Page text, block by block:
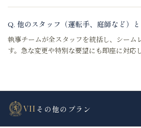
Q. 他のスタッフ（運転手、庭師など）
執事チームが全スタッフを統括し、シーム
す。急な変更や特別な要望にも即座に対応し
VII その他のプラン